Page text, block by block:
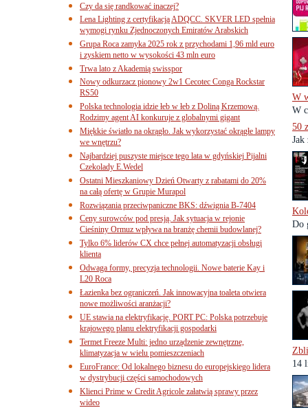
W
W
50
Jak
Do
14
Czy da się randkować inaczej?
Lena Lighting z certyfikacją ADQCC. SKVER LED spełnia
wymogi rynku Zjednoczonych Emiratów Arabskich
Grupa Roca zamyka 2025 rok z przychodami 1,96 mld euro
i zyskiem netto w wysokości 43 mln euro
Trwa lato z Akademią swisspor
Nowy odkurzacz pionowy 2w1 Cecotec Conga Rockstar
RS50
Polska technologia idzie łeb w łeb z Doliną Krzemową.
Rodzimy agent AI konkuruje z globalnymi gigant
Miękkie światło na okrągło. Jak wykorzystać okrągłe lampy
we wnętrzu?
Najbardziej puszyste miejsce tego lata w gdyńskiej Pijalni
Czekolady E.Wedel
Ostatni Mieszkaniowy Dzień Otwarty z rabatami do 20%
na całą ofertę w Grupie Murapol
Rozwiązania przeciwpaniczne BKS: dźwignia B-7404
Ceny surowców pod presją. Jak sytuacja w rejonie
Cieśniny Ormuz wpływa na branżę chemii budowlanej?
Tylko 6% liderów CX chce pełnej automatyzacji obsługi
klienta
Odwaga formy, precyzja technologii. Nowe baterie Kay i
L20 Roca
Łazienka bez ograniczeń. Jak innowacyjna toaleta otwiera
nowe możliwości aranżacji?
UE stawia na elektryfikację. PORT PC: Polska potrzebuje
krajowego planu elektryfikacji gospodarki
Termet Freeze Multi: jedno urządzenie zewnętrzne,
klimatyzacja w wielu pomieszczeniach
EuroFrance: Od lokalnego biznesu do europejskiego lidera
w dystrybucji części samochodowych
Klienci Prime w Credit Agricole załatwią sprawy przez
wideo